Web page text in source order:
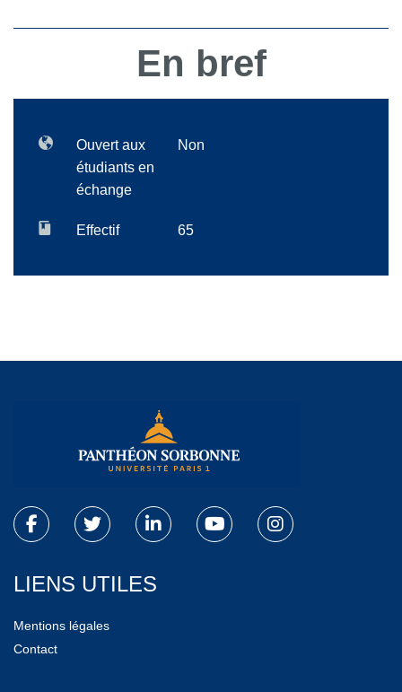
En bref
Ouvert aux
étudiants en
échange
Non
Effectif 65
LIENS UTILES
Mentions légales
Contact